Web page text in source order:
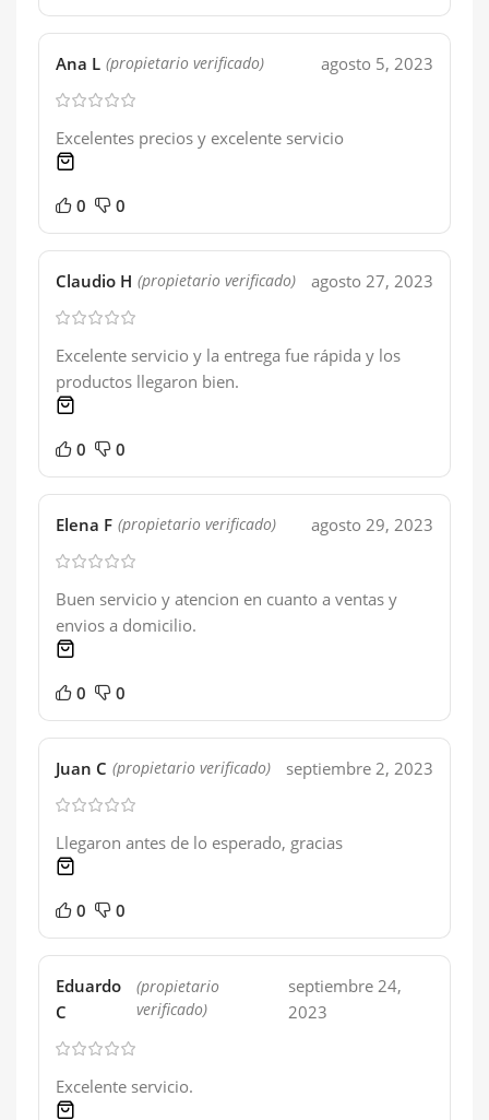
Ana L (propietario verificado) agosto 5, 2023
Excelentes precios y excelente servicio
0 0
Claudio H (propietario verificado) agosto 27, 2023
Excelente servicio y la entrega fue rápida y los
productos llegaron bien.
0 0
Elena F (propietario verificado) agosto 29, 2023
Buen servicio y atencion en cuanto a ventas y
envios a domicilio.
0 0
Juan C (propietario verificado) septiembre 2, 2023
Llegaron antes de lo esperado, gracias
0 0
Eduardo
C
(propietario
verificado)
septiembre 24,
2023
Excelente servicio.